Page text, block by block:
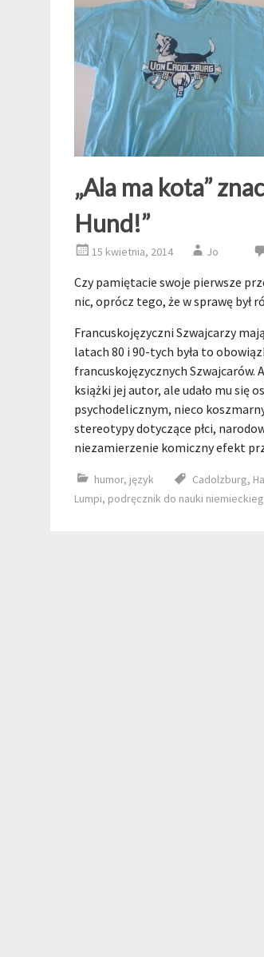
„Ala ma kota”
Hund!”
15 kwietnia, 2014 Jo
Czy pamiętacie swoje pierwsze
nic, oprócz tego, że w sprawę był
Francuskojęzyczni Szwajcarzy
latach 80 i 90-tych była to
francuskojęzycznych Szwajcarów.
książki jej autor, ale udało mu się
psychodelicznym, nieco
stereotypy dotyczące płci,
niezamierzenie komiczny efekt
humor, język Cadolzburg,
Lumpi, podręcznik do nauki